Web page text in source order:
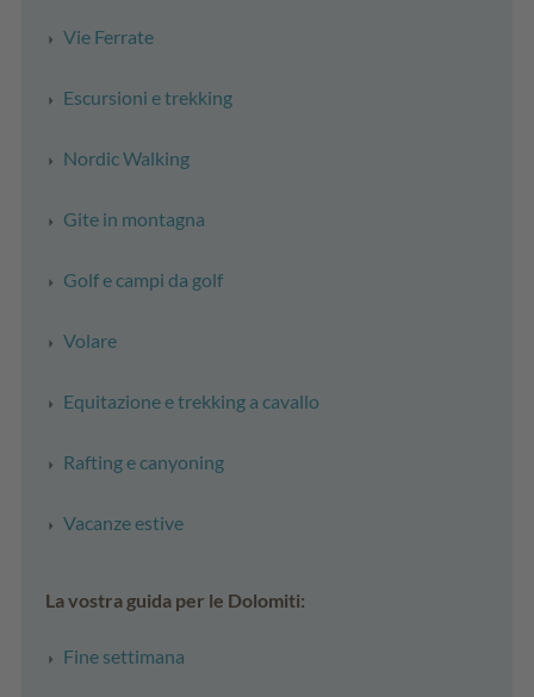
Vie Ferrate
Escursioni e trekking
Nordic Walking
Gite in montagna
Golf e campi da golf
Volare
Equitazione e trekking a cavallo
Rafting e canyoning
Vacanze estive
La vostra guida per le Dolomiti:
Fine settimana